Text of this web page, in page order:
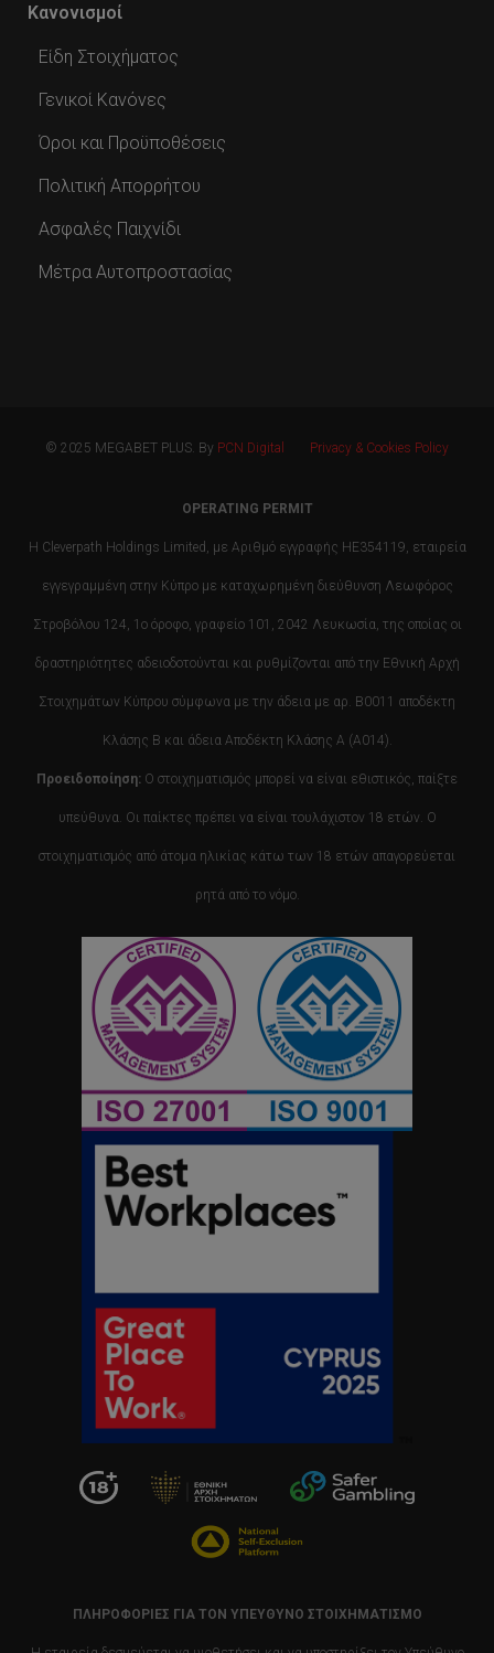
Κανονισμοί
Είδη Στοιχήματος
Γενικοί Κανόνες
Όροι και Προϋποθέσεις
Πολιτική Απορρήτου
Ασφαλές Παιχνίδι
Μέτρα Αυτοπροστασίας
© 2025 MEGABET PLUS. By PCN Digital Privacy & Cookies Policy
OPERATING PERMIT
Η Cleverpath Holdings Limited, με Αριθμό εγγραφής HE354119, εταιρεία
εγγεγραμμένη στην Κύπρο με καταχωρημένη διεύθυνση Λεωφόρος
Στροβόλου 124, 1ο όροφο, γραφείο 101, 2042 Λευκωσία, της οποίας οι
δραστηριότητες αδειοδοτούνται και ρυθμίζονται από την Εθνική Αρχή
Στοιχημάτων Κύπρου σύμφωνα με την άδεια με αρ. B0011 αποδέκτη
Κλάσης Β και άδεια Αποδέκτη Κλάσης Α (Α014).
Προειδοποίηση: Ο στοιχηματισμός μπορεί να είναι εθιστικός, παίξτε
υπεύθυνα. Οι παίκτες πρέπει να είναι τουλάχιστον 18 ετών. Ο
στοιχηματισμός από άτομα ηλικίας κάτω των 18 ετών απαγορεύεται
ρητά από το νόμο.
ΠΛΗΡΟΦΟΡΙΕΣ ΓΙΑ ΤΟΝ ΥΠΕΥΘΥΝΟ ΣΤΟΙΧΗΜΑΤΙΣΜΟ